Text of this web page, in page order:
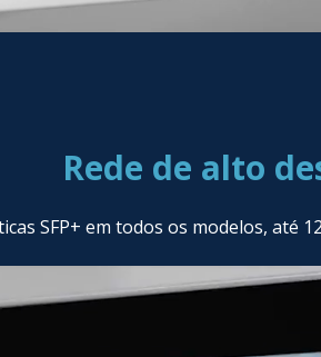
Rede de alto
SFP+ em todos os modelos, até